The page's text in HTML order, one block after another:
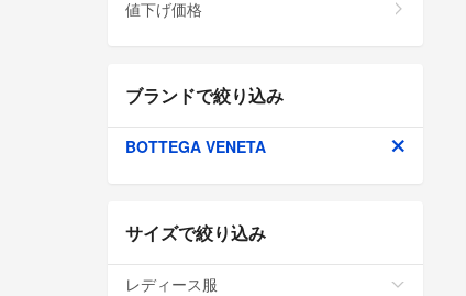
値下げ価格
ブランドで絞り込み
BOTTEGA VENETA
サイズで絞り込み
レディース服